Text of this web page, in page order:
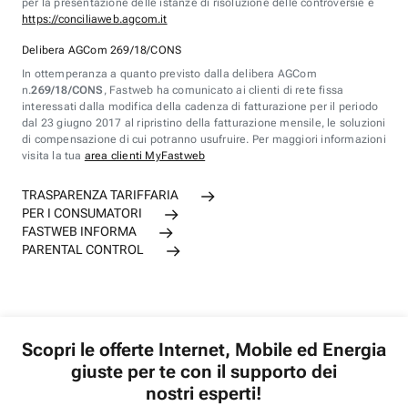
per la presentazione delle istanze di risoluzione delle controversie è
https://conciliaweb.agcom.it
Delibera AGCom 269/18/CONS
In ottemperanza a quanto previsto dalla delibera AGCom
n.269/18/CONS , Fastweb ha comunicato ai clienti di rete fissa
interessati dalla modifica della cadenza di fatturazione per il periodo
dal 23 giugno 2017 al ripristino della fatturazione mensile, le soluzioni
di compensazione di cui potranno usufruire. Per maggiori informazioni
visita la tua area clienti MyFastweb
TRASPARENZA TARIFFARIA
PER I CONSUMATORI
FASTWEB INFORMA
PARENTAL CONTROL
Scopri le offerte Internet, Mobile ed Energia
giuste per te con il supporto dei
nostri esperti!